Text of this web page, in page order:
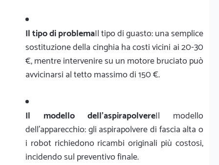
Il tipo di problemaIl tipo di guasto: una semplice
sostituzione della cinghia ha costi vicini ai 20-30
€, mentre intervenire su un motore bruciato può
avvicinarsi al tetto massimo di 150 €.
Il modello dell'aspirapolvereIl modello
dell'apparecchio: gli aspirapolvere di fascia alta o
i robot richiedono ricambi originali più costosi,
incidendo sul preventivo finale.